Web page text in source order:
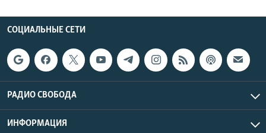
СОЦИАЛЬНЫЕ СЕТИ
РАДИО СВОБОДА
ИНФОРМАЦИЯ